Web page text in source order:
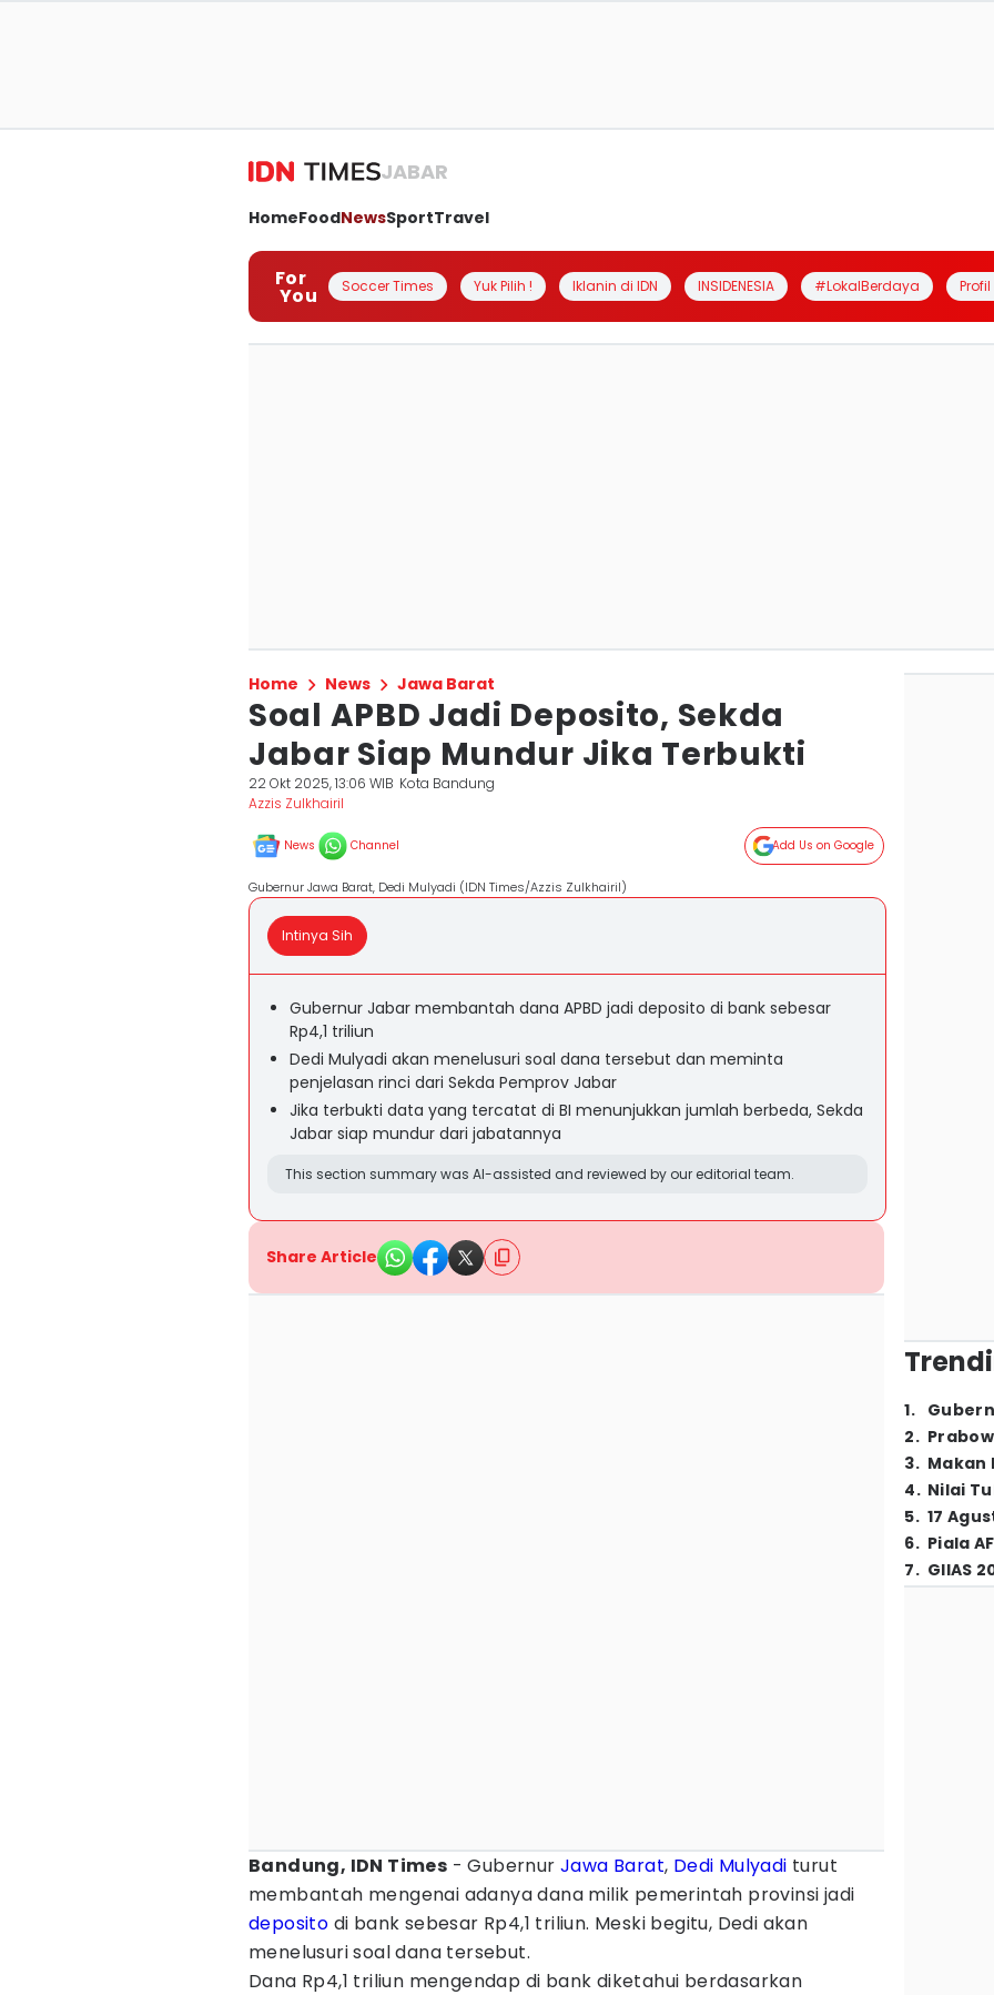
JABAR
HomeFoodNewsSportTravel
For
You Soccer Times Yuk Pilih ! Iklanin di IDN INSIDENESIA #LokalBerdaya
Home News Jawa Barat
Soal APBD Jadi Deposito, Sekda
Jabar Siap Mundur Jika Terbukti
22 Okt 2025, 13:06 WIB Kota Bandung
Azzis Zulkhairil
News Channel Add Us on Google
Gubernur Jawa Barat, Dedi Mulyadi (IDN Times/Azzis Zulkhairil)
Intinya Sih
Gubernur Jabar membantah dana APBD jadi deposito di bank sebesar
Rp4,1 triliun
Dedi Mulyadi akan menelusuri soal dana tersebut dan meminta
penjelasan rinci dari Sekda Pemprov Jabar
Jika terbukti data yang tercatat di BI menunjukkan jumlah berbeda, Sekda
Jabar siap mundur dari jabatannya
This section summary was AI-assisted and reviewed by our editorial team.
Share Article
Bandung, IDN Times - GubernurJawa Barat, Dedi Mulyadi turut
membantah mengenai adanya dana milik pemerintah provinsi jadi
deposito di bank sebesar Rp4,1 triliun. Meski begitu, Dedi akan
menelusuri soal dana tersebut.
Dana Rp4,1 triliun mengendap di bank diketahui berdasarkan
1.
2.
3. Makan
4. Nilai
5. 17
6. Piala
7. GIIAS